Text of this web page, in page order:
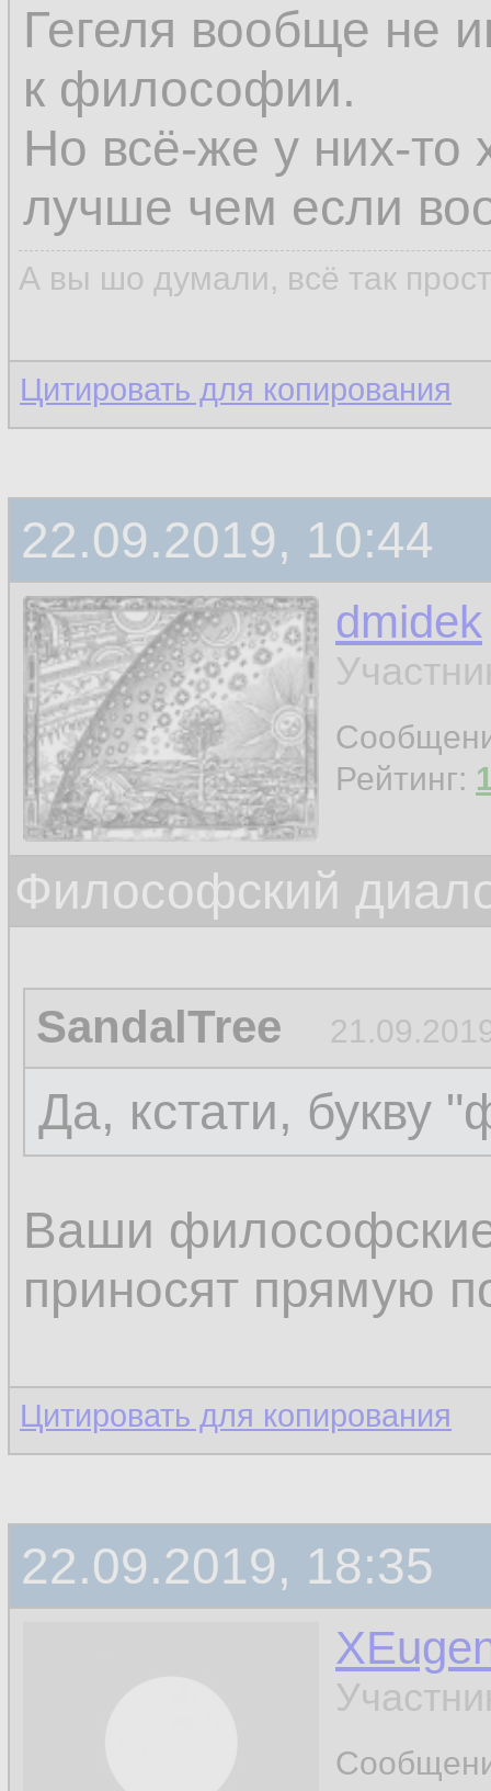
Гегеля вообще не
к философии.
Но всё-же у них-то
лучше чем если
А вы шо думали, всё так
Цитировать для копирования
22.09.2019, 10:44
dmidek
Рейтинг:
Философский
SandalTree
Да, кстати, букву
Ваши
приносят прямую
Цитировать для копирования
22.09.2019, 18:35